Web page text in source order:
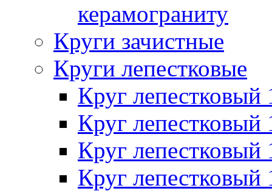
керамограниту
Круги зачистные
Круги лепестковые
Круг
Круг
Круг
Круг